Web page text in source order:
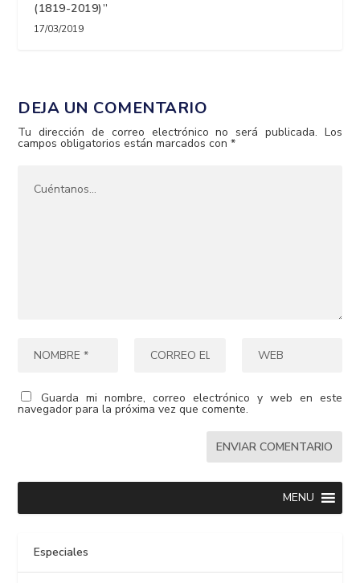
(1819-2019)”
17/03/2019
DEJA UN COMENTARIO
Tu dirección de correo electrónico no será publicada. Los
campos obligatorios están marcados con*
Guarda mi nombre, correo electrónico y web en este
navegador para la próxima vez que comente.
MENU
Especiales